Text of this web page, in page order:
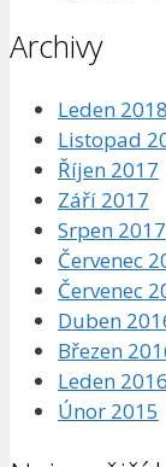
Archivy
Leden 2018
Listopad
Říjen 2017
Září 2017
Srpen 2017
Červenec
Červenec
Duben
Březen
Leden 2016
Únor 2015